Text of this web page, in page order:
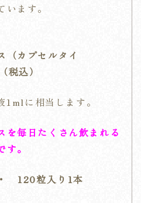
ます。
（カプセルタイ
税込）
に相当します。
を毎日たくさん飲まれる
。
120粒入り1本